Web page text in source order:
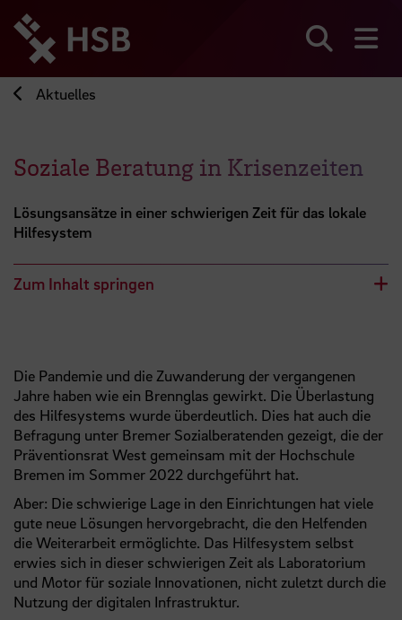
zum
Seiteninhalt
springen
Aktuelles
Soziale Beratung in Krisenzeiten
Lösungsansätze in einer schwierigen Zeit für das lokale
Hilfesystem
Zum Inhalt springen
Die Pandemie und die Zuwanderung der vergangenen
Jahre haben wie ein Brennglas gewirkt. Die Überlastung
des Hilfesystems wurde überdeutlich. Dies hat auch die
Befragung unter Bremer Sozialberatenden gezeigt, die der
Präventionsrat West gemeinsam mit der Hochschule
Bremen im Sommer 2022 durchgeführt hat.
Aber: Die schwierige Lage in den Einrichtungen hat viele
gute neue Lösungen hervorgebracht, die den Helfenden
die Weiterarbeit ermöglichte. Das Hilfesystem selbst
erwies sich in dieser schwierigen Zeit als Laboratorium
und Motor für soziale Innovationen, nicht zuletzt durch die
Nutzung der digitalen Infrastruktur.